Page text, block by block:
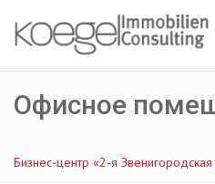
Офисное
Бизнес-центр «2-я